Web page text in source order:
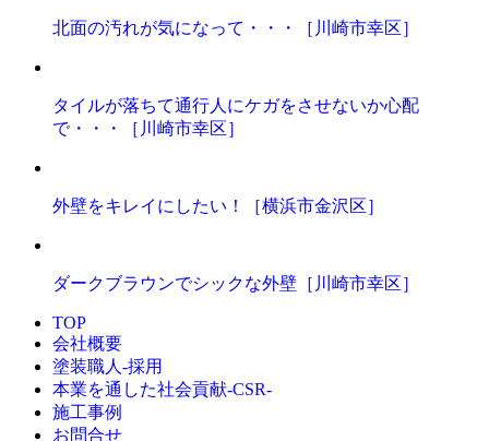
北面の汚れが気になって・・・［川崎市幸区］
タイルが落ちて通行人にケガをさせないか心配
で・・・［川崎市幸区］
外壁をキレイにしたい！［横浜市金沢区］
ダークブラウンでシックな外壁［川崎市幸区］
TOP
会社概要
塗装職人-採用
本業を通した社会貢献-CSR-
施工事例
お問合せ